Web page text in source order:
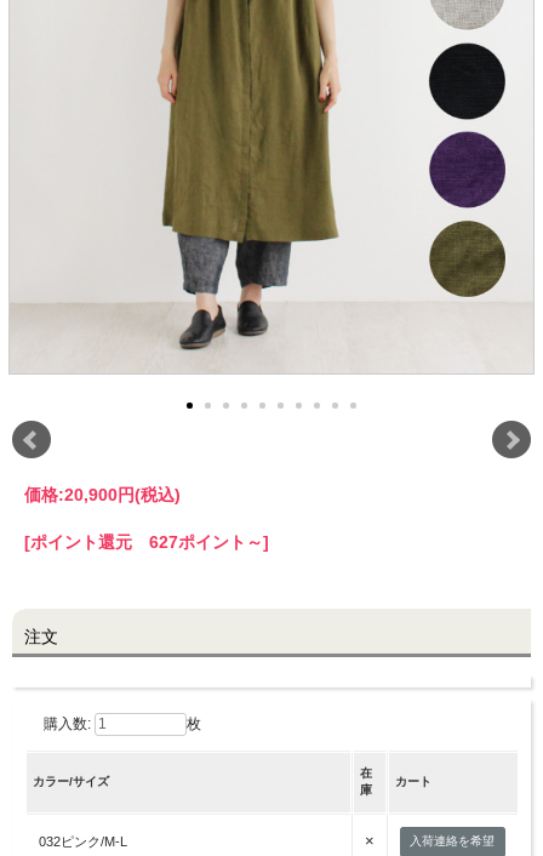
SALE ITEM
福袋
ブランド
マイページ
お買い物カゴ
配送遅延情報
ご利用について
実店舗のご案内
10%OFFクーポンプレゼント中!
価格:20,900円(税込)
[ポイント還元 627ポイント～]
注文
購入数: 枚
カラー/サイズ
在
庫
カート
032ピンク/M-L × 入荷連絡を希望